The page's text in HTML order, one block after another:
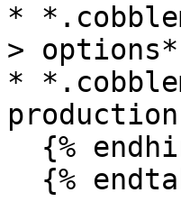
*
>
*